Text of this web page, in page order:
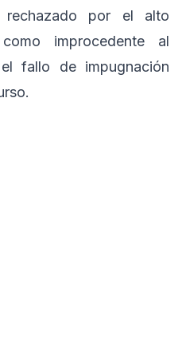
por el alto
improcedente al
fallo de impugnación